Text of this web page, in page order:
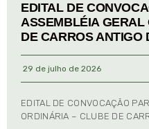
EDITAL DE
ASSEMBLÉIA GERAL
DE CARROS ANTIGO
29 de julho de 2026
EDITAL DE CONVOCAÇÃO
ORDINÁRIA – CLUBE DE